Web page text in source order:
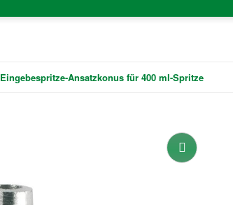
Eingebespritze-Ansatzkonus für 400 ml-Spritze